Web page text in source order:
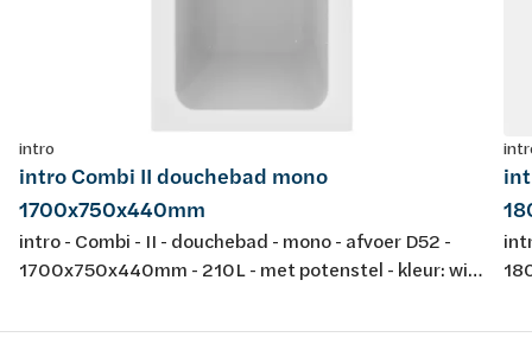
intro
intro Combi II douchebad mono
1700x750x440mm
intro - Combi - II - douchebad - mono - afvoer D52 -
1700x750x440mm - 210L - met potenstel - kleur: wit
14516: 2010